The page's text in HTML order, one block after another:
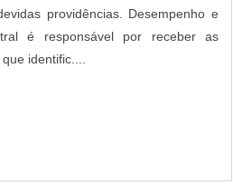
providências. Desempenho e
é responsável por receber as
identific....